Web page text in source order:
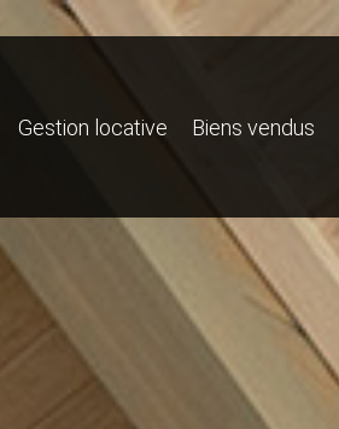
Gestion locative Biens vendus